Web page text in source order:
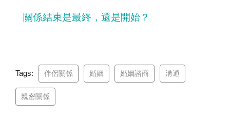
關係結束是最終，還是開始？
Tags: 伴侶關係 婚姻 婚姻諮商 溝通
親密關係